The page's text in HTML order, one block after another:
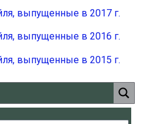
выпущенные в 2017 г.
выпущенные в 2016 г.
выпущенные в 2015 г.